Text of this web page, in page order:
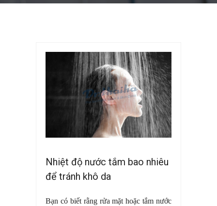
Nhiệt độ nước tắm bao nhiêu
để tránh khô da
Bạn có biết rằng rửa mặt hoặc tắm nước